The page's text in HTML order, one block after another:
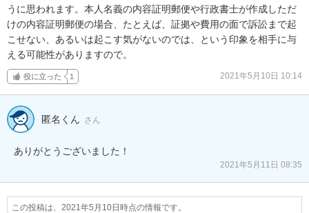
うに思われます。本人名義の内容証明郵便や行政書士が作成しただ
けの内容証明郵便の場合、たとえば、証拠や費用の面で訴訟まで起
こせない、あるいは起こす気がないのでは、という印象を相手に与
える可能性がありますので。
役に立った 1 2021年5月10日 10:14
匿名くん さん
ありがとうございました！
2021年5月11日 08:35
この投稿は、2021年5月10日時点の情報です。